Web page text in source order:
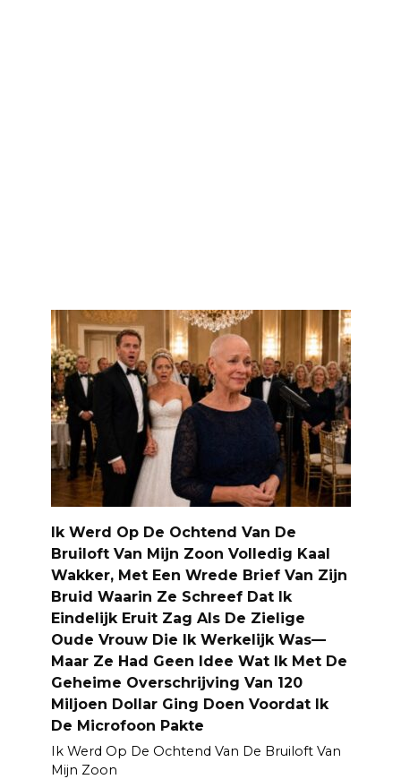
Ik Werd Op De Ochtend Van De
Bruiloft Van Mijn Zoon Volledig Kaal
Wakker, Met Een Wrede Brief Van Zijn
Bruid Waarin Ze Schreef Dat Ik
Eindelijk Eruit Zag Als De Zielige
Oude Vrouw Die Ik Werkelijk Was—
Maar Ze Had Geen Idee Wat Ik Met De
Geheime Overschrijving Van 120
Miljoen Dollar Ging Doen Voordat Ik
De Microfoon Pakte
Ik Werd Op De Ochtend Van De Bruiloft Van
Mijn Zoon